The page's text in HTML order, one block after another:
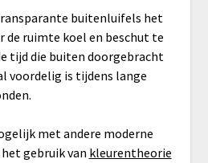
buitenluifels het
ruimte koel en beschut te
tijd die buiten doorgebracht
voordelig is tijdens lange
met andere moderne
gebruik van kleurentheorie